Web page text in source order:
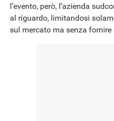
l’evento, però, l’azienda
al riguardo, limitandosi
sul mercato ma senza